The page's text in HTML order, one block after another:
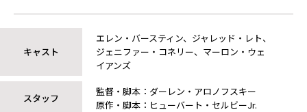
キャスト
エレン・バースティン、ジャレッド・レト、
ジェニファー・コネリー、マーロン・ウェ
イアンズ
スタッフ
監督・脚本：ダーレン・アロノフスキー
原作・脚本：ヒューバート・セルビーJr.